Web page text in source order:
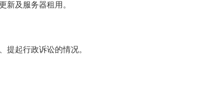
及服务器租用。
起行政诉讼的情况。